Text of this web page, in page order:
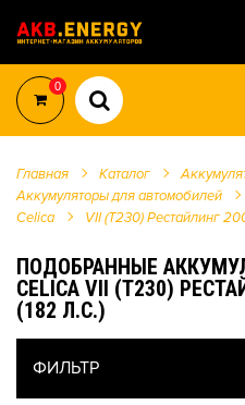
0
Главная Каталог
Аккумуляторы для автомобилей
Celica
VII (T230) Рестайлинг
ПОДОБРАННЫЕ
CELICA VII (T230)
(182 Л.С.)
ФИЛЬТР